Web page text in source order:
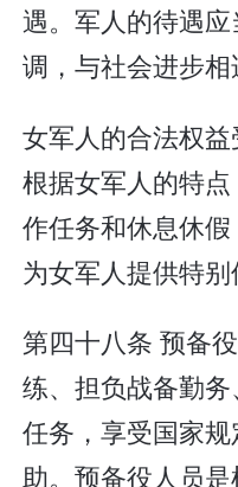
遇。军人的待遇
调，与社会进步相
女军人的合法权
根据女军人的特
作任务和休息休
为女军人提供特别
第四十八条 预备
练、担负战备勤
任务，享受国家
助。预备役人员